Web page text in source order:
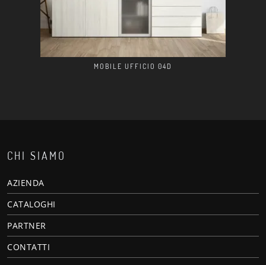
MOBILE UFFICIO 04D
CHI SIAMO
AZIENDA
CATALOGHI
PARTNER
CONTATTI